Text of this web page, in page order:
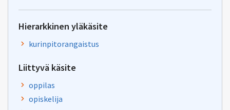
Hierarkkinen yläkäsite
kurinpitorangaistus
Liittyvä käsite
oppilas
opiskelija